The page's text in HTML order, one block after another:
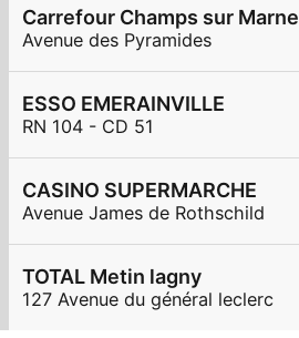
Carrefour Champs sur Marne
Avenue des Pyramides
ESSO EMERAINVILLE
RN 104 - CD 51
CASINO SUPERMARCHE
Avenue James de Rothschild
TOTAL Metin lagny
127 Avenue du général leclerc